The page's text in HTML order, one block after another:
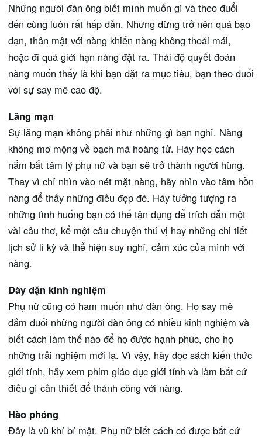
Những người đàn ông biết mình muốn gì và theo đuổi
đến cùng luôn rất hấp dẫn. Nhưng đừng trở nên quá bạo
dạn, thân mật với nàng khiến nàng không thoải mái,
hoặc đi quá giới hạn nàng đặt ra. Thái độ quyết đoán
nàng muốn thấy là khi bạn đặt ra mục tiêu, bạn theo đuổi
với sự say mê cao độ.
Lãng mạn
Sự lãng mạn không phải như những gì bạn nghĩ. Nàng
không mơ mộng về bạch mã hoàng tử. Hãy học cách
nắm bắt tâm lý phụ nữ và bạn sẽ trở thành người hùng.
Thay vì chỉ nhìn vào nét mặt nàng, hãy nhìn vào tâm hồn
nàng để thấy những điều đẹp đẽ. Hãy tưởng tượng ra
những tình huống bạn có thể tận dụng để trích dẫn một
vài câu thơ, kể một câu chuyện thú vị hay những chi tiết
lịch sử li kỳ và thể hiện suy nghĩ, cảm xúc của mình với
nàng.
Dày dặn kinh nghiệm
Phụ nữ cũng có ham muốn như đàn ông. Họ say mê
đắm đuối những người đàn ông có nhiều kinh nghiệm và
biết cách làm thế nào để họ được hạnh phúc, cho họ
những trải nghiệm mới lạ. Vì vậy, hãy đọc sách kiến thức
giới tính, hãy xem phim giáo dục giới tính và làm bất cứ
điều gì cần thiết để thành công với nàng.
Hào phóng
Đây là vũ khí bí mật. Phụ nữ biết cách có được bất cứ